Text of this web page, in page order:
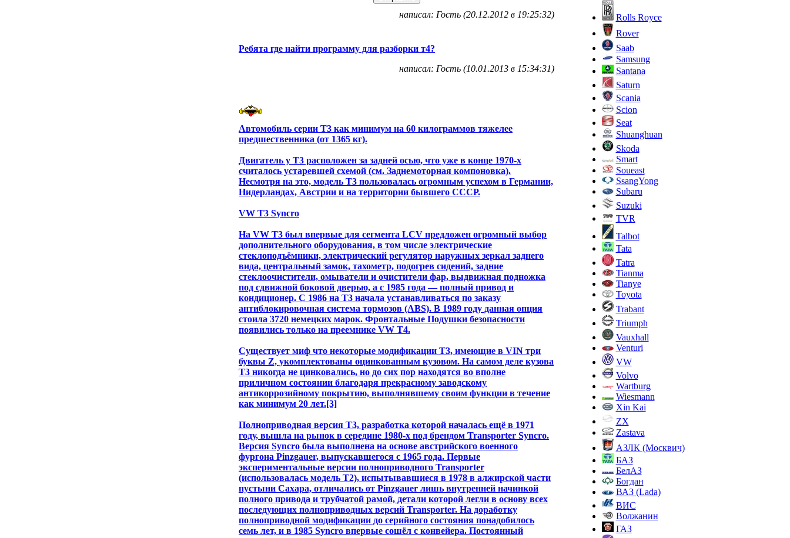
написал: Гость (20.12.2012 в 19:25:32)
Ребята где найти программу для разборки т4?
написал: Гость (10.01.2013 в 15:34:31)
Автомобиль серии T3 как минимум на 60 килограммов тяжелее
предшественника (от 1365 кг).
Двигатель у Т3 расположен за задней осью, что уже в конце 1970-х
считалось устаревшей схемой (см. Заднемоторная компоновка).
Несмотря на это, модель T3 пользовалась огромным успехом в Германии,
Нидерландах, Австрии и на территории бывшего СССР.
VW T3 Syncro
На VW T3 был впервые для сегмента LCV предложен огромный выбор
дополнительного оборудования, в том числе электрические
стеклоподъёмники, электрический регулятор наружных зеркал заднего
вида, центральный замок, тахометр, подогрев сидений, задние
стеклоочистители, омыватели и очистители фар, выдвижная подножка
под сдвижной боковой дверью, а с 1985 года — полный привод и
кондиционер. С 1986 на Т3 начала устанавливаться по заказу
антиблокировочная система тормозов (ABS). В 1989 году данная опция
стоила 3720 немецких марок. Фронтальные Подушки безопасности
появились только на преемнике VW Т4.
Существует миф что некоторые модификации T3, имеющие в VIN три
буквы Z, укомплектованы оцинкованным кузовом. На самом деле кузова
T3 никогда не цинковались, но до сих пор находятся во вполне
приличном состоянии благодаря прекрасному заводскому
антикоррозийному покрытию, выполнявшему своим функции в течение
как минимум 20 лет.[3]
Полноприводная версия T3, разработка которой началась ещё в 1971
году, вышла на рынок в середине 1980-х под брендом Transporter Syncro.
Версия Syncro была выполнена на основе австрийского военного
фургона Pinzgauer, выпускавшегося с 1965 года. Первые
экспериментальные версии полноприводного Transporter
(использовалась модель Т2), испытывавшиеся в 1978 в алжирской части
пустыни Сахара, отличались от Pinzgauer лишь внутренней начинкой
полного привода и трубчатой рамой, детали которой легли в основу всех
последующих полноприводных версий Transporter. На доработку
полноприводной модификации до серийного состояния понадобилось
семь лет, и в 1985 Syncro впервые сошёл с конвейера. Постоянный
Rolls Royce
Rover
Saab
Samsung
Santana
Saturn
Scania
Scion
Seat
Shuanghuan
Skoda
Smart
Soueast
SsangYong
Subaru
Suzuki
TVR
Talbot
Tata
Tatra
Tianma
Tianye
Toyota
Trabant
Triumph
Vauxhall
Venturi
VW
Volvo
Wartburg
Wiesmann
Xin Kai
ZX
Zastava
АЗЛК (Москвич)
БАЗ
БелАЗ
Богдан
ВАЗ (Lada)
ВИС
Волжанин
ГАЗ